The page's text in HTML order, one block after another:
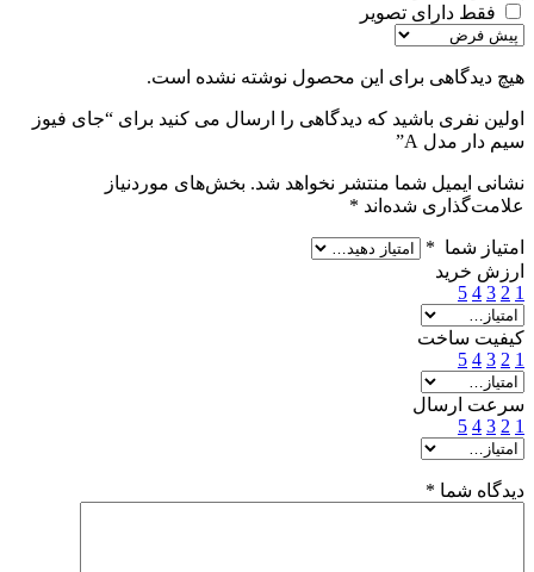
فقط دارای تصویر
هیچ دیدگاهی برای این محصول نوشته نشده است.
اولین نفری باشید که دیدگاهی را ارسال می کنید برای “جای فیوز
سیم دار مدل A”
نشانی ایمیل شما منتشر نخواهد شد. بخش‌های موردنیاز
علامت‌گذاری شده‌اند *
امتیاز شما *
ارزش خرید
1
2
3
4
5
کیفیت ساخت
1
2
3
4
5
سرعت ارسال
1
2
3
4
5
دیدگاه شما *